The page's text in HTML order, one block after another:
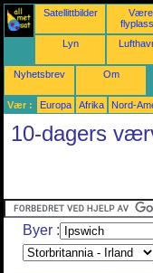
Satellittbilder
Lyn
Nyhetsbrev Om
Vær : Europa Afrika Nord-
10-dagers
Byer :